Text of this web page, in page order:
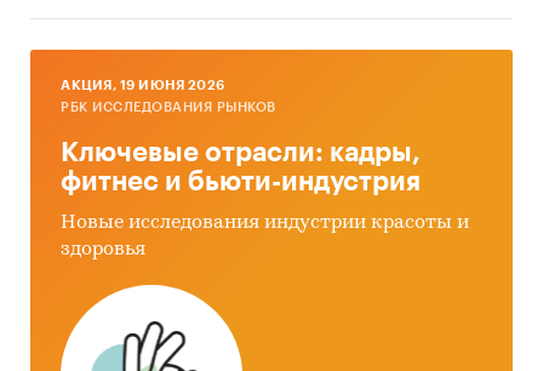
AКЦИЯ, 19 ИЮНЯ 2026
РБК ИССЛЕДОВАНИЯ РЫНКОВ
Ключевые отрасли: кадры,
фитнес и бьюти-индустрия
Новые исследования индустрии красоты и
здоровья